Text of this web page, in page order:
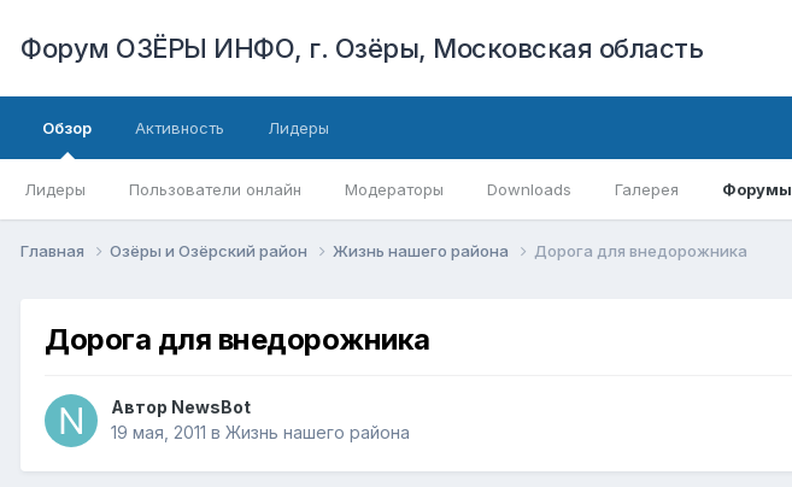
Форум ОЗЁРЫ ИНФО, г. Озёры, Московская область
Обзор
Лидеры Пользователи онлайн Модераторы Downloads Галерея Форумы
Активность Лидеры
Главная Озёры и Озёрский район Жизнь нашего района Дорога для внедорожника
Дорога для внедорожника
Автор NewsBot
19 мая, 2011 в Жизнь нашего района